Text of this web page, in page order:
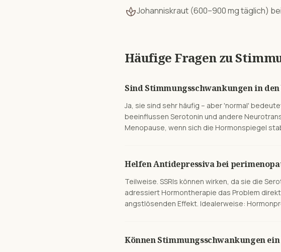
spaJohanniskraut (600–900 mg täglich)
Häufige Fragen zu
Sind Stimmungsschwankungen in
Ja, sie sind sehr häufig – aber 'normal'
beeinflussen Serotonin und andere
Menopause, wenn sich die Hormonspiegel
Helfen Antidepressiva bei
Teilweise. SSRIs können wirken, da sie die
adressiert Hormontherapie das Problem
angstlösenden Effekt. Idealerweise:
Können Stimmungsschwankungen